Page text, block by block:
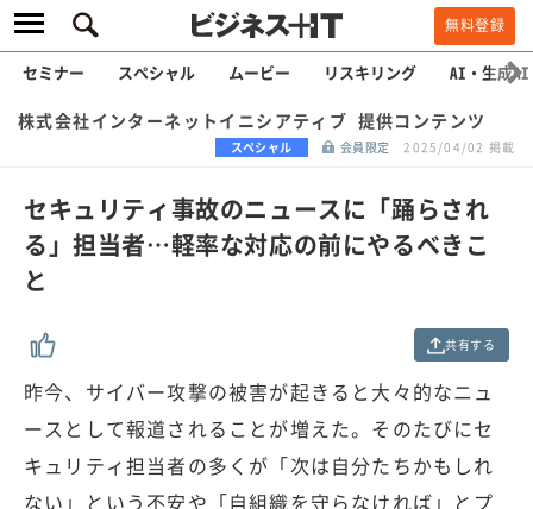
無料登録
セミナー スペシャル ムービー リスキリング AI・生成AI
株式会社インターネットイニシアティブ 提供コンテンツ
スペシャル 会員限定 2025/04/02 掲載
セキュリティ事故のニュースに「踊らされ
る」担当者…軽率な対応の前にやるべきこ
と
共有する
昨今、サイバー攻撃の被害が起きると大々的なニュ
ースとして報道されることが増えた。そのたびにセ
キュリティ担当者の多くが「次は自分たちかもしれ
ない」という不安や「自組織を守らなければ」とプ